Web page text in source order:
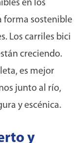
en los
forma sostenible
Los carriles bici
creciendo.
es mejor
junto al río,
y escénica.
y